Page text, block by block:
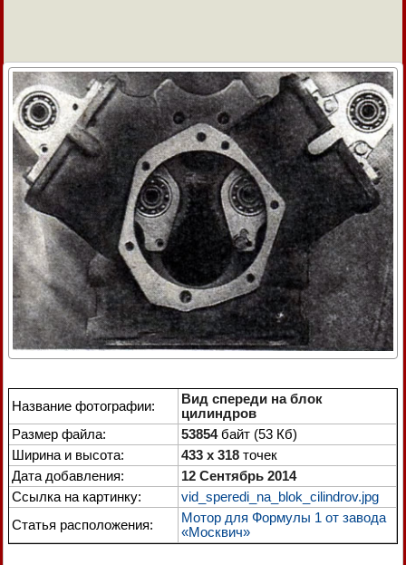
Название фотографии:
Вид спереди на блок
цилиндров
Размер файла:
53854байт (53 Кб)
Ширина и высота:
433 x 318 точек
Дата добавления:
12 Сентябрь 2014
Ссылка на картинку:
vid_speredi_na_blok_cilindrov.jpg
Статья расположения:
Мотор для Формулы 1 от завода
«Москвич»